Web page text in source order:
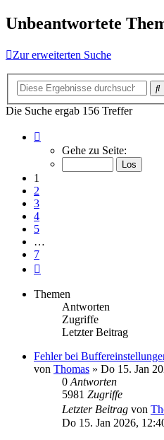
Unbeantwortete
Zur erweiterten Suche
Die Suche ergab 156 Treffer
von
Gehe zu Seite:
1
2
3
4
5
…
7
Themen
Antworten
Zugriffe
Letzter Beitrag
Fehler bei
von Thomas » Do 15. Jan
0 Antworten
5981 Zugriffe
Letzter Beitrag von
Do 15. Jan 2026,